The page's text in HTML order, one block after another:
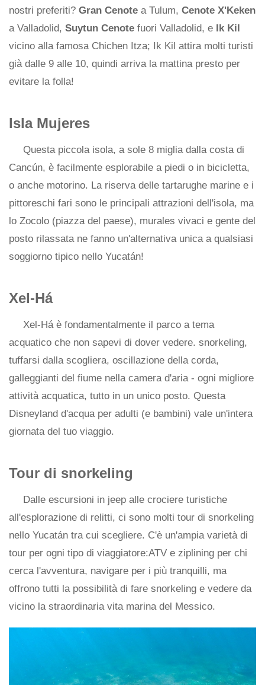
nostri preferiti? Gran Cenote a Tulum, Cenote X'Keken
a Valladolid, Suytun Cenote fuori Valladolid, e Ik Kil
vicino alla famosa Chichen Itza; Ik Kil attira molti turisti
già dalle 9 alle 10, quindi arriva la mattina presto per
evitare la folla!
Isla Mujeres
Questa piccola isola, a sole 8 miglia dalla costa di
Cancún, è facilmente esplorabile a piedi o in bicicletta,
o anche motorino. La riserva delle tartarughe marine e i
pittoreschi fari sono le principali attrazioni dell'isola, ma
lo Zocolo (piazza del paese), murales vivaci e gente del
posto rilassata ne fanno un'alternativa unica a qualsiasi
soggiorno tipico nello Yucatán!
Xel-Há
Xel-Há è fondamentalmente il parco a tema
acquatico che non sapevi di dover vedere. snorkeling,
tuffarsi dalla scogliera, oscillazione della corda,
galleggianti del fiume nella camera d'aria - ogni migliore
attività acquatica, tutto in un unico posto. Questa
Disneyland d'acqua per adulti (e bambini) vale un'intera
giornata del tuo viaggio.
Tour di snorkeling
Dalle escursioni in jeep alle crociere turistiche
all'esplorazione di relitti, ci sono molti tour di snorkeling
nello Yucatán tra cui scegliere. C'è un'ampia varietà di
tour per ogni tipo di viaggiatore:ATV e ziplining per chi
cerca l'avventura, navigare per i più tranquilli, ma
offrono tutti la possibilità di fare snorkeling e vedere da
vicino la straordinaria vita marina del Messico.